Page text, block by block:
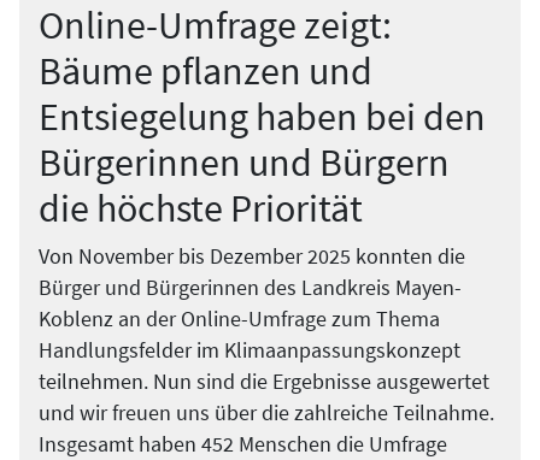
Online-Umfrage zeigt:
Bäume pflanzen und
Entsiegelung haben bei den
Bürgerinnen und Bürgern
die höchste Priorität
Von November bis Dezember 2025 konnten die
Bürger und Bürgerinnen des Landkreis Mayen-
Koblenz an der Online-Umfrage zum Thema
Handlungsfelder im Klimaanpassungskonzept
teilnehmen. Nun sind die Ergebnisse ausgewertet
und wir freuen uns über die zahlreiche Teilnahme.
Insgesamt haben 452 Menschen die Umfrage